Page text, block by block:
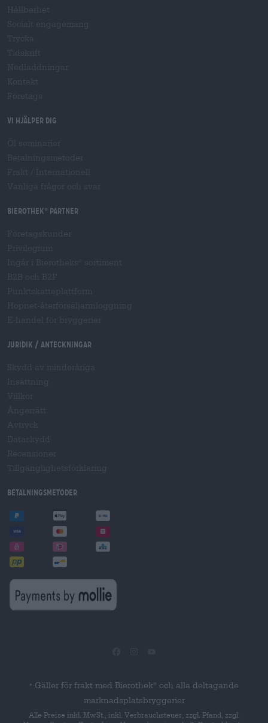
Vi hjälper dig
Bierothek partner
Juridik / Anteckningar
Betalningsmetoder
* Gäller för frakt med Bierothek ®
och alla deltagande
marknadsplatsbryggerier
Alle Preise inkl. MwSt., inkl. Verbrauchsteuer, zzgl. Pfand, zzgl.